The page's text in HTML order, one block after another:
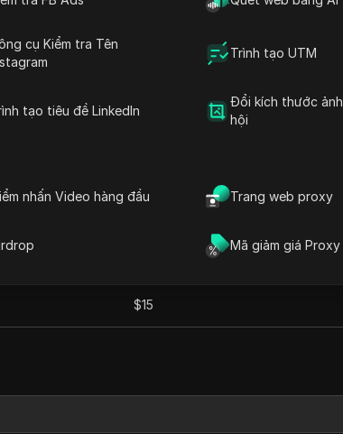
cụ Kiểm tra Tên
Trình tạo UTM
tạo tiêu đề LinkedIn
Đổi kích thước
hội
nhấn Video hàng đầu Trang web proxy
Mã giảm giá Proxy
tâm dữ liệu) và proxy di động, hoạt động
$15